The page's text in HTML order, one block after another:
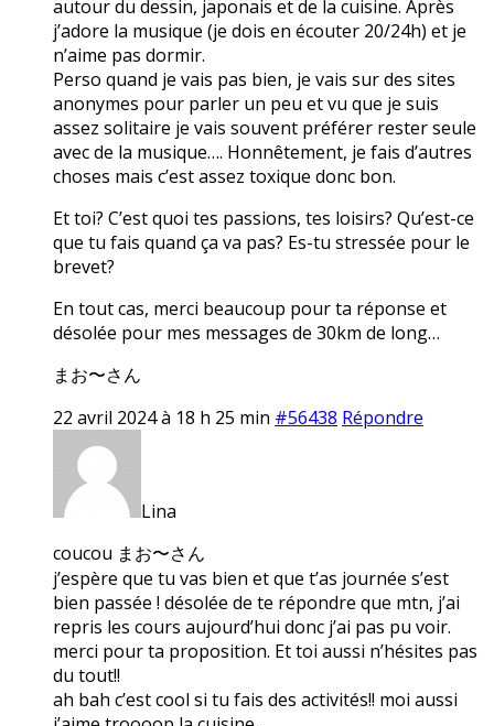
autour du dessin, japonais et de la cuisine. Après
j’adore la musique (je dois en écouter 20/24h) et je
n’aime pas dormir.
Perso quand je vais pas bien, je vais sur des sites
anonymes pour parler un peu et vu que je suis
assez solitaire je vais souvent préférer rester seule
avec de la musique…. Honnêtement, je fais d’autres
choses mais c’est assez toxique donc bon.
Et toi? C’est quoi tes passions, tes loisirs? Qu’est-ce
que tu fais quand ça va pas? Es-tu stressée pour le
brevet?
En tout cas, merci beaucoup pour ta réponse et
désolée pour mes messages de 30km de long…
まお〜さん
22 avril 2024 à 18 h 25 min #56438 Répondre
Lina
coucou まお〜さん
j’espère que tu vas bien et que t’as journée s’est
bien passée ! désolée de te répondre que mtn, j’ai
repris les cours aujourd’hui donc j’ai pas pu voir.
merci pour ta proposition. Et toi aussi n’hésites pas
du tout!!
ah bah c’est cool si tu fais des activités!! moi aussi